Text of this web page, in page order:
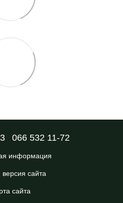
066 532 11-72
информация
сайта
сайта